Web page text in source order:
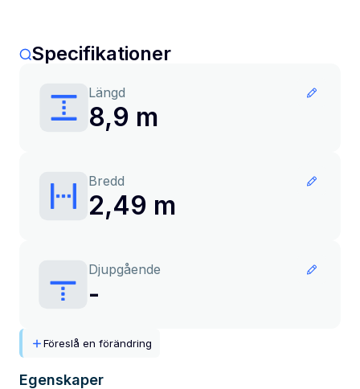
Specifikationer
Längd
8,9 m
Bredd
2,49 m
Djupgående
-
Föreslå en förändring
Egenskaper